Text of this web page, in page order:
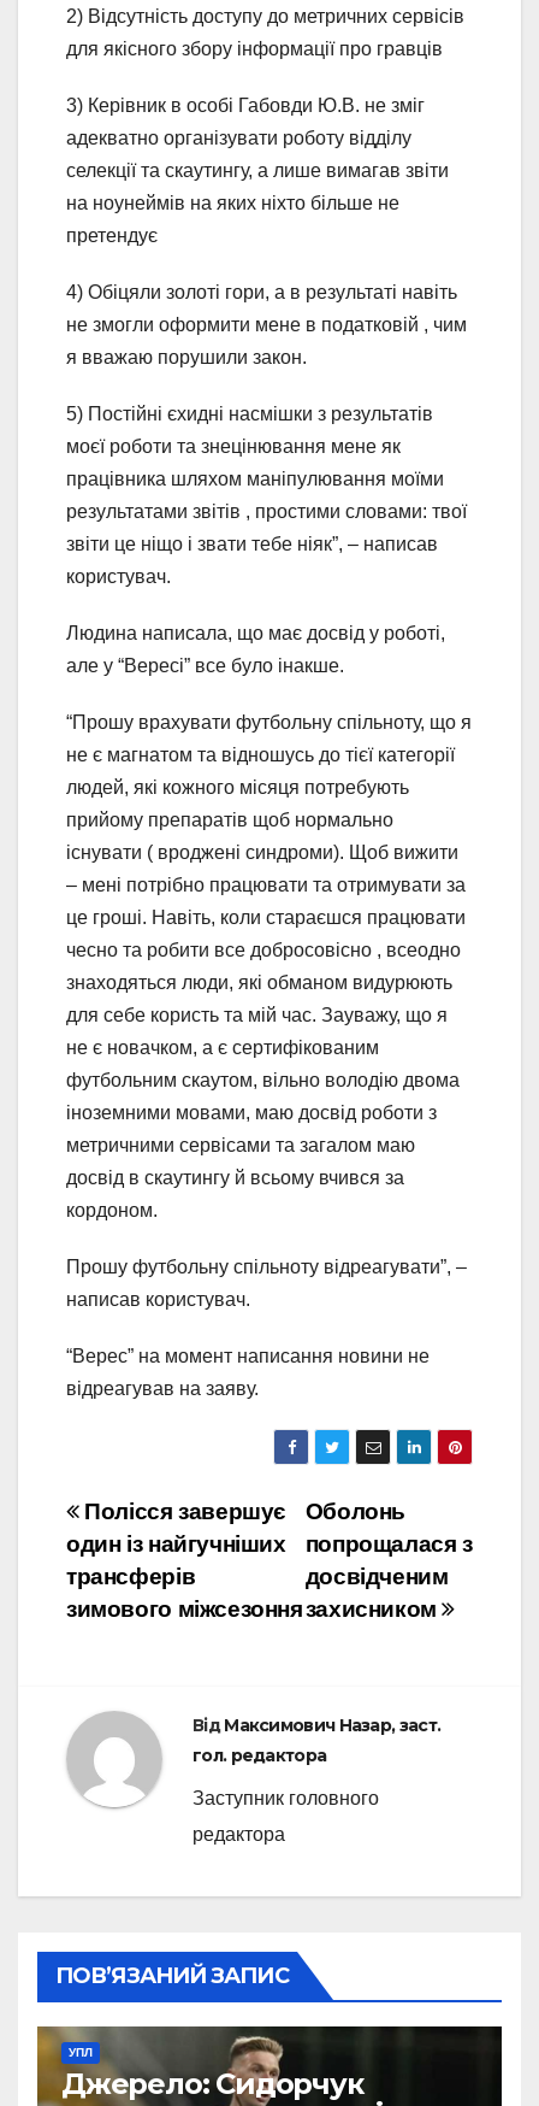
2) Відсутність доступу до метричних сервісів
для якісного збору інформації про гравців
3) Керівник в особі Габовди Ю.В. не зміг
адекватно організувати роботу відділу
селекції та скаутингу, а лише вимагав звіти
на ноунеймів на яких ніхто більше не
претендує
4) Обіцяли золоті гори, а в результаті навіть
не змогли оформити мене в податковій , чим
я вважаю порушили закон.
5) Постійні єхидні насмішки з результатів
моєї роботи та знецінювання мене як
працівника шляхом маніпулювання моїми
результатами звітів , простими словами: твої
звіти це ніщо і звати тебе ніяк”, – написав
користувач.
Людина написала, що має досвід у роботі,
але у “Вересі” все було інакше.
“Прошу врахувати футбольну спільноту, що я
не є магнатом та відношусь до тієї категорії
людей, які кожного місяця потребують
прийому препаратів щоб нормально
існувати ( вроджені синдроми). Щоб вижити
– мені потрібно працювати та отримувати за
це гроші. Навіть, коли стараєшся працювати
чесно та робити все добросовісно , всеодно
знаходяться люди, які обманом видурюють
для себе користь та мій час. Зауважу, що я
не є новачком, а є сертифікованим
футбольним скаутом, вільно володію двома
іноземними мовами, маю досвід роботи з
метричними сервісами та загалом маю
досвід в скаутингу й всьому вчився за
кордоном.
Прошу футбольну спільноту відреагувати”, –
написав користувач.
“Верес” на момент написання новини не
відреагував на заяву.
Навігація
записів
Оболонь
попрощалася з
досвідченим
захисником
Полісся завершує
один із найгучніших
трансферів
зимового міжсезоння
ВідМаксимович Назар, заст.
гол. редактора
Заступник головного
редактора
ПОВ’ЯЗАНИЙ ЗАПИС
УПЛ
Джерело: Сидорчук